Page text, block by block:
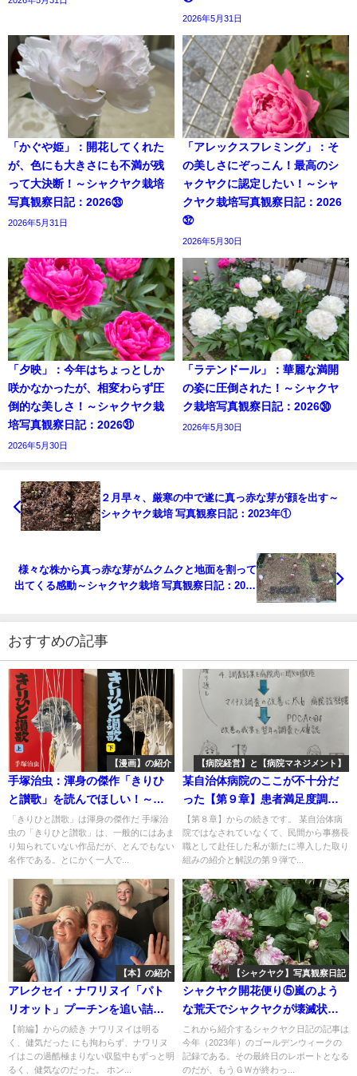
2026年5月31日
「かぐや姫」：開花してくれた
が、色にも大きさにも不満が残
って大決断！～シャクヤク栽培
写真観察日記：2026㉝
2026年5月31日
「アレックスフレミング」：そ
の美しさにぞっこん！最高のシ
ャクヤクに認定したい！～シャ
クヤク栽培写真観察日記：2026
㉜
2026年5月30日
「夕映」：今年はちょっとしか
咲かなかったが、相変わらず圧
倒的な美しさ！～シャクヤク栽
培写真観察日記：2026㉛
2026年5月30日
「ラテンドール」：華麗な満開
の姿に圧倒された！～シャクヤ
ク栽培写真観察日記：2026㉚
2026年5月30日
２月早々、厳寒の中で遂に真っ赤な芽が顔を出す～
シャクヤク栽培 写真観察日記：2023年①
様々な株から真っ赤な芽がムクムクと地面を割って
出てくる感動～シャクヤク栽培 写真観察日記：2023
おすすめの記事
【漫画】の紹介
手塚治虫：渾身の傑作「きりひ
と讃歌」を読んでほしい！～手
塚治虫を語り尽くす➄
「きりひと讃歌」は渾身の傑作だ 手塚治
虫の「きりひと讃歌」は、一般的にはあま
り知られていない作品だが、とんでもない
名作である。とにかく一人で...
【病院経営】と【病院マネジメント】
某自治体病院のここが不十分だ
った【第９章】患者満足度調査
～私が新たに導入した取り組み
（９）【病院再生への処方箋】
自治体病院の病巣を斬る！⑬
【第８章】からの続きです。 某自治体病
院ではなされていなくて、民間から事務長
職として赴任した私が新たに導入した取り
組みの紹介と解説の第９弾で...
【本】の紹介
アレクセイ・ナワリヌイ「パト
リオット」プーチンを追い詰め
た男 最後の手記～【後編】愛す
べき男ナワリヌイ。生きていて
ほしかった！
【前編】からの続き ナワリヌイは明る
く、健気だった にも拘わらず、ナワリヌ
イはこの過酷極まりない収監中もずっと明
るく、健気なのだった。 ホン...
【シャクヤク】写真観察日記
シャクヤク開花便り⑤嵐のよう
な荒天でシャクヤクが壊滅状態
に！断腸の極み～シャクヤク栽
培 写真観察日記：2023年⑯
これから紹介するシャクヤク日記の記事は
今年（2023年）のゴールデンウィークの
記録である。その最終日のレポートとなる
のだが、もうＧＷが終わっ...